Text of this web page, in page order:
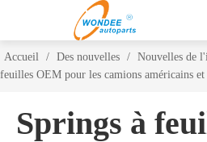
Accueil / Des nouvelles / Nouvelles de
feuilles OEM pour les camions américains et
Springs à